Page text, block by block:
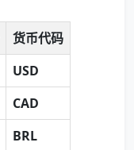
货币代码
USD
CAD
BRL